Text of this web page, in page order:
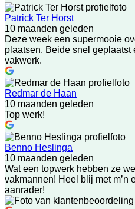
Patrick Ter Horst
10 maanden geleden
Deze week een supermooie
plaatsen. Beide snel geplaatst
vakwerk.
Redmar de Haan
10 maanden geleden
Top werk!
Benno Heslinga
10 maanden geleden
Wat een topwerk hebben ze
vakmannen! Heel blij met m’n
aanrader!